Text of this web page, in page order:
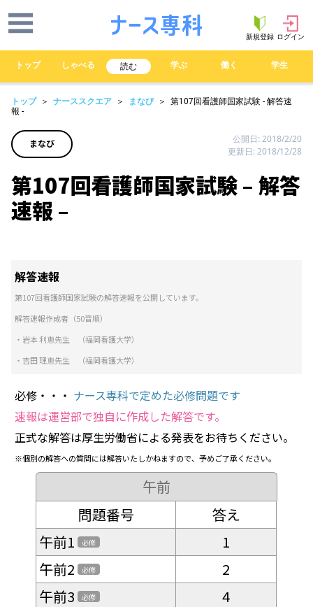
新規登録 ログイン
トップ しゃべる 読む 学ぶ 働く 学生
トップ ＞ ナーススクエア ＞ まなび ＞ 第107回看護師国家試験 - 解答速
報 -
まなび
公開日: 2018/2/20
更新日: 2018/12/28
第107回看護師国家試験 – 解答
速報 –
解答速報
第107回看護師国家試験の解答速報を公開しています。
解答速報作成者（50音順）
・岩本 利恵先生 （福岡看護大学）
・吉田 理恵先生 （福岡看護大学）
必修・・・ ナース専科で定めた必修問題です
速報は運営部で独自に作成した解答です。
正式な解答は厚生労働省による発表をお待ちください。
※個別の解答への質問には解答いたしかねますので、予めご了承ください。
午前
問題番号
答え
午前1 必修
1
午前2 必修
2
午前3 必修
4